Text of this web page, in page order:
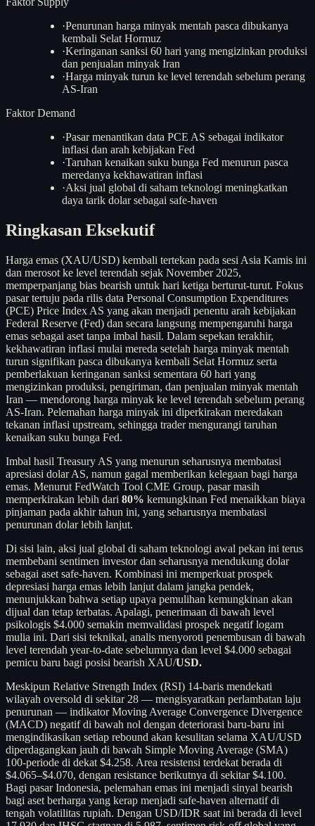
·Penurunan harga minyak mentah pasca dibukanya
kembali Selat Hormuz
·Keringanan sanksi 60 hari yang mengizinkan produksi
dan penjualan minyak Iran
·Harga minyak turun ke level terendah sebelum perang
AS-Iran
Faktor Demand
·Pasar menantikan data PCE AS sebagai indikator
inflasi dan arah kebijakan Fed
·Taruhan kenaikan suku bunga Fed menurun pasca
meredanya kekhawatiran inflasi
·Aksi jual global di saham teknologi meningkatkan
daya tarik dolar sebagai safe-haven
Ringkasan Eksekutif
Harga emas (XAU/USD) kembali tertekan pada sesi Asia Kamis ini
dan merosot ke level terendah sejak November 2025,
memperpanjang bias bearish untuk hari ketiga berturut-turut. Fokus
pasar tertuju pada rilis data Personal Consumption Expenditures
(PCE) Price Index AS yang akan menjadi penentu arah kebijakan
Federal Reserve (Fed) dan secara langsung mempengaruhi harga
emas sebagai aset tanpa imbal hasil. Dalam sepekan terakhir,
kekhawatiran inflasi mulai mereda setelah harga minyak mentah
turun signifikan pasca dibukanya kembali Selat Hormuz serta
pemberlakuan keringanan sanksi sementara 60 hari yang
mengizinkan produksi, pengiriman, dan penjualan minyak mentah
Iran — mendorong harga minyak ke level terendah sebelum perang
AS-Iran. Pelemahan harga minyak ini diperkirakan meredakan
tekanan inflasi upstream, sehingga trader mengurangi taruhan
kenaikan suku bunga Fed.
Imbal hasil Treasury AS yang menurun seharusnya membatasi
apresiasi dolar AS, namun gagal memberikan kelegaan bagi harga
emas. Menurut FedWatch Tool CME Group, pasar masih
memperkirakan lebih dari 80% kemungkinan Fed menaikkan biaya
pinjaman pada akhir tahun ini, yang seharusnya membatasi
penurunan dolar lebih lanjut.
Di sisi lain, aksi jual global di saham teknologi awal pekan ini terus
membebani sentimen investor dan seharusnya mendukung dolar
sebagai aset safe-haven. Kombinasi ini memperkuat prospek
depresiasi harga emas lebih lanjut dalam jangka pendek,
menunjukkan bahwa setiap upaya pemulihan kemungkinan akan
dijual dan tetap terbatas. Apalagi, penerimaan di bawah level
psikologis $4.000 semakin memvalidasi prospek negatif logam
mulia ini. Dari sisi teknikal, analis menyoroti penembusan di bawah
level terendah year-to-date sebelumnya dan level $4.000 sebagai
pemicu baru bagi posisi bearish XAU/USD.
Meskipun Relative Strength Index (RSI) 14-baris mendekati
wilayah oversold di sekitar 28 — mengisyaratkan perlambatan laju
penurunan — indikator Moving Average Convergence Divergence
(MACD) negatif di bawah nol dengan deteriorasi baru-baru ini
mengindikasikan setiap rebound akan kesulitan selama XAU/USD
diperdagangkan jauh di bawah Simple Moving Average (SMA)
100-periode di dekat $4.258. Area resistensi terdekat berada di
$4.065–$4.070, dengan resistance berikutnya di sekitar $4.100.
Bagi pasar Indonesia, pelemahan emas ini menjadi sinyal bearish
bagi aset berharga yang kerap menjadi safe-haven alternatif di
tengah volatilitas rupiah. Dengan USD/IDR saat ini berada di level